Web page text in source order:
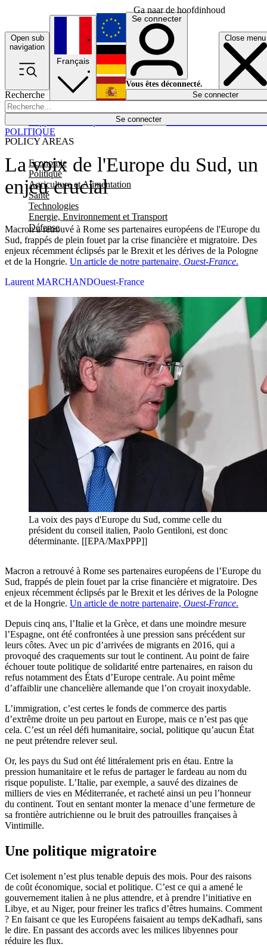
Ga naar de hoofdinhoud
Open sub
navigation
Close menu
Recherche
Se connecter
POLICY AREAS
Economie
Politique
Agriculture et Alimentation
Santé
Technologies
Energie, Environnement et Transport
Défense
Économie
Français
English
Deutsch
Español
Se connecter
Vous êtes déconnecté.
Se connecter
La voix de l'Europe du Sud, un
enjeu crucial
Macron a retrouvé à Rome ses partenaires européens de l'Europe du
Sud, frappés de plein fouet par la crise financière et migratoire. Des
enjeux récemment éclipsés par le Brexit et les dérives de la Pologne
et de la Hongrie. Un article de notre partenaire, Ouest-France.
POLITIQUE
Laurent MARCHANDOuest-France
La voix des pays d'Europe du Sud, comme celle du
président du conseil italien, Paolo Gentiloni, est donc
déterminante. [[EPA/MaxPPP]]
Macron a retrouvé à Rome ses partenaires européens de l’Europe du
Sud, frappés de plein fouet par la crise financière et migratoire. Des
enjeux récemment éclipsés par le Brexit et les dérives de la Pologne
et de la Hongrie. Un article de notre partenaire, Ouest-France.
Depuis cinq ans, l’Italie et la Grèce, et dans une moindre mesure
l’Espagne, ont été confrontées à une pression sans précédent sur
leurs côtes. Avec un pic d’arrivées de migrants en 2016, qui a
provoqué des craquements sur tout le continent. Au point de faire
échouer toute politique de solidarité entre partenaires, en raison du
refus notamment des États d’Europe centrale. Au point même
d’affaiblir une chancelière allemande que l’on croyait inoxydable.
L’immigration, c’est certes le fonds de commerce des partis
d’extrême droite un peu partout en Europe, mais ce n’est pas que
cela. C’est un réel défi humanitaire, social, politique qu’aucun État
ne peut prétendre relever seul.
Or, les pays du Sud ont été littéralement pris en étau. Entre la
pression humanitaire et le refus de partager le fardeau au nom du
risque populiste. L’Italie, par exemple, a sauvé des dizaines de
milliers de vies en Méditerranée, et racheté ainsi un peu l’honneur
du continent. Tout en sentant monter la menace d’une fermeture de
sa frontière autrichienne ou le bruit des patrouilles françaises à
Vintimille.
Une politique migratoire
Cet isolement n’est plus tenable depuis des mois. Pour des raisons
de coût économique, social et politique. C’est ce qui a amené le
gouvernement italien à ne plus attendre, et à prendre l’initiative en
Libye, et au Niger, pour freiner les trafics d’êtres humains. Comment
? En faisant ce que les Européens faisaient au temps deKadhafi, sans
le dire. En passant des accords avec les milices libyennes pour
réduire les flux.